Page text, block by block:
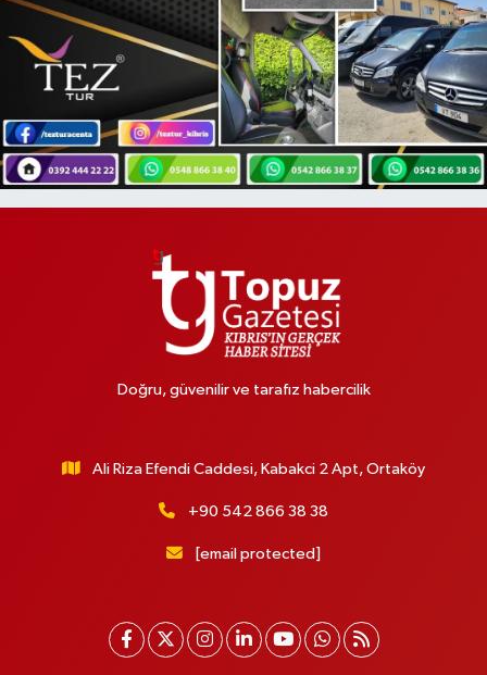
Doğru, güvenilir ve tarafız habercilik
Ali Riza Efendi Caddesi, Kabakci 2 Apt, Ortaköy
+90 542 866 38 38
[email protected]